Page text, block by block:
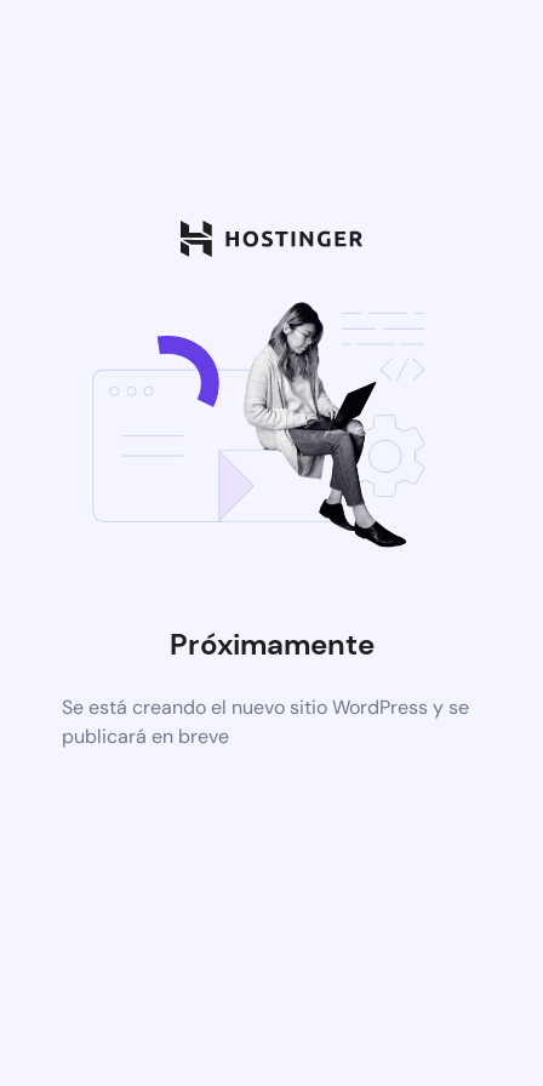
Próximamente
Se está creando el nuevo sitio WordPress y se
publicará en breve